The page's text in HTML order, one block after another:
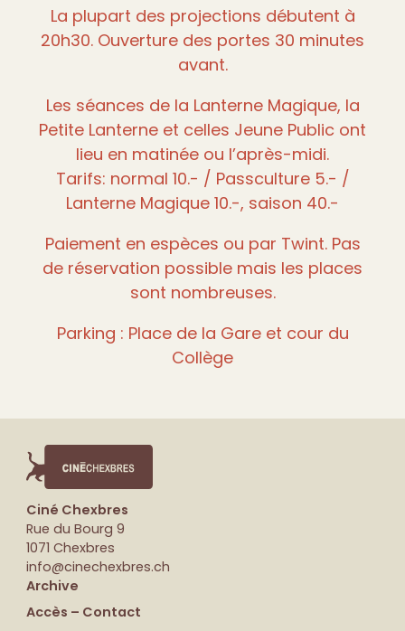
La plupart des projections débutent à
20h30. Ouverture des portes 30 minutes
avant.
Les séances de la Lanterne Magique, la
Petite Lanterne et celles Jeune Public ont
lieu en matinée ou l’après-midi.
Tarifs: normal 10.- / Passculture 5.- /
Lanterne Magique 10.-, saison 40.-
Paiement en espèces ou par Twint. Pas
de réservation possible mais les places
sont nombreuses.
Parking : Place de la Gare et cour du
Collège
Ciné Chexbres
Rue du Bourg 9
1071 Chexbres
info@cinechexbres.ch
Archive
Accès – Contact